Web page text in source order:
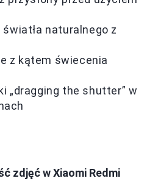
naturalnego z
z kątem świecenia
„dragging the shutter” w
zdjęć w Xiaomi Redmi